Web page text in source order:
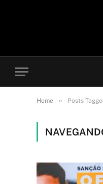
Home » Posts